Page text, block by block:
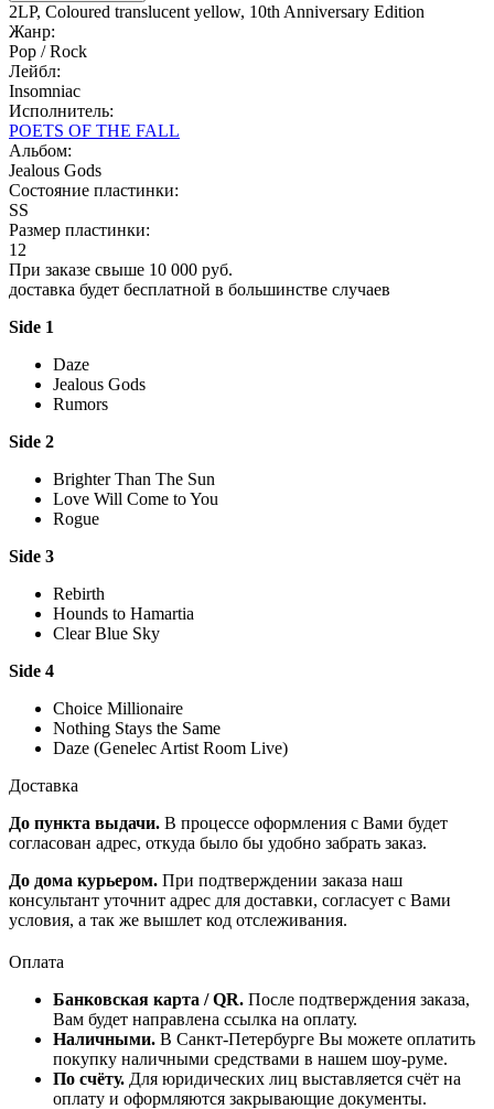
2LP, Coloured translucent yellow, 10th Anniversary Edition
Жанр:
Pop / Rock
Лейбл:
Insomniac
Исполнитель:
POETS OF THE FALL
Альбом:
Jealous Gods
Состояние пластинки:
SS
Размер пластинки:
12
При заказе свыше 10 000 руб.
доставка будет бесплатной в большинстве случаев
Side 1
Daze
Jealous Gods
Rumors
Side 2
Brighter Than The Sun
Love Will Come to You
Rogue
Side 3
Rebirth
Hounds to Hamartia
Clear Blue Sky
Side 4
Choice Millionaire
Nothing Stays the Same
Daze (Genelec Artist Room Live)
Доставка
До пункта выдачи. В процессе оформления с Вами будет
согласован адрес, откуда было бы удобно забрать заказ.
До дома курьером. При подтверждении заказа наш
консультант уточнит адрес для доставки, согласует с Вами
условия, а так же вышлет код отслеживания.
Оплата
Банковская карта / QR. После подтверждения заказа,
Вам будет направлена ссылка на оплату.
Наличными. В Санкт-Петербурге Вы можете оплатить
покупку наличными средствами в нашем шоу-руме.
По счёту. Для юридических лиц выставляется счёт на
оплату и оформляются закрывающие документы.